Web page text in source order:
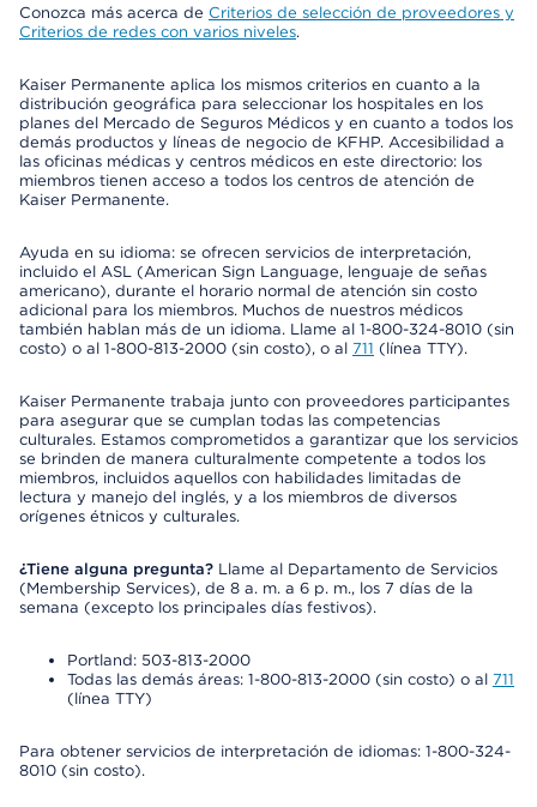
Conozca más acerca de Criterios de selección de proveedores y
Criterios de redes con varios niveles.
Kaiser Permanente aplica los mismos criterios en cuanto a la
distribución geográfica para seleccionar los hospitales en los
planes del Mercado de Seguros Médicos y en cuanto a todos los
demás productos y líneas de negocio de KFHP. Accesibilidad a
las oficinas médicas y centros médicos en este directorio: los
miembros tienen acceso a todos los centros de atención de
Kaiser Permanente.
Ayuda en su idioma: se ofrecen servicios de interpretación,
incluido el ASL (American Sign Language, lenguaje de señas
americano), durante el horario normal de atención sin costo
adicional para los miembros. Muchos de nuestros médicos
también hablan más de un idioma. Llame al 1-800-324-8010 (sin
costo) o al 1-800-813-2000 (sin costo), o al 711 (línea TTY).
Kaiser Permanente trabaja junto con proveedores participantes
para asegurar que se cumplan todas las competencias
culturales. Estamos comprometidos a garantizar que los servicios
se brinden de manera culturalmente competente a todos los
miembros, incluidos aquellos con habilidades limitadas de
lectura y manejo del inglés, y a los miembros de diversos
orígenes étnicos y culturales.
¿Tiene alguna pregunta? Llame al Departamento de Servicios
(Membership Services), de 8 a. m. a 6 p. m., los 7 días de la
semana (excepto los principales días festivos).
Portland: 503-813-2000
Todas las demás áreas: 1-800-813-2000 (sin costo) o al 711
(línea TTY)
Para obtener servicios de interpretación de idiomas: 1-800-324-
8010 (sin costo).